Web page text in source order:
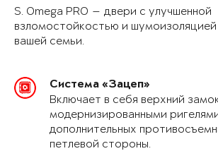
S. Omega PRO — двери с улучшенной
взломостойкостью и шумоизоляцией
вашей семьи.
Система «Зацеп»
Включает в себя верхний
модернизированными
дополнительных
петлевой стороны.